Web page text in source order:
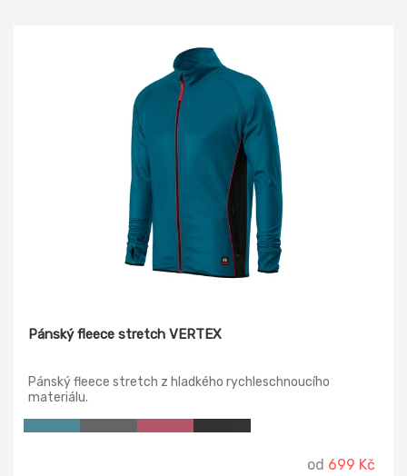
Pánský fleece stretch VERTEX
Pánský fleece stretch z hladkého rychleschnoucího
materiálu.
od 699 Kč